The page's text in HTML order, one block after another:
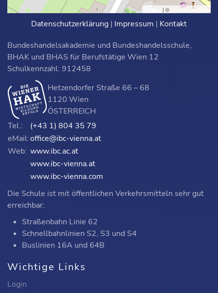
Leaflet | © OpenStreetMap
Datenschutzerklärung | Impressum | Kontakt
Bundeshandelsakademie und Bundeshandelsschule,
BHAK und BHAS für Berufstätige Wien 12
Schulkennzahl: 912458
Hetzendorfer Straße 66 – 68
1120 Wien
ÖSTERREICH
Tel.:
(+43 1) 804 35 79
eMail:office@ibc-vienna.at
Web: www.ibc.ac.at
www.ibc-vienna.at
www.ibc-vienna.com
Die Schule ist mit öffentlichen Verkehrsmitteln sehr gut
erreichbar:
Straßenbahn Linie 62
Schnellbahnlinien S2, S3 und S4
Buslinien 16A und 64B
Wichtige Links
Login